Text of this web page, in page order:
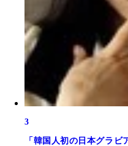
3
「韓国人初の日本グラ